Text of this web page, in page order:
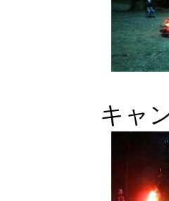
キャ